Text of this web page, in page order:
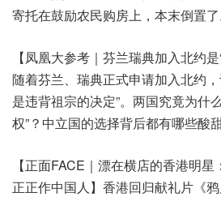
寄托在鼓励农民购房上，本末倒置了
【凤凰大参考｜芬兰瑞典加入北约是
随着芬兰、瑞典正式申请加入北约，
是违背祖宗的决定”。两国究竟为什
权”？中立国的选择背后都有哪些酸
【正面FACE｜漂在横店的香港明
正正作中国人】香港回归献礼片《